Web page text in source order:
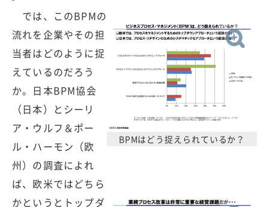
BPMはどう捉えられているか？
では、このBPMの
流れを企業やその担
当者はどのように捉
えているのだろう
か。日本BPM協会
（日本）とシーリ
ア・ウルフ＆ポー
ル・ハーモン（欧
州）の調査によれ
ば、欧米ではどちら
かというとトップダ